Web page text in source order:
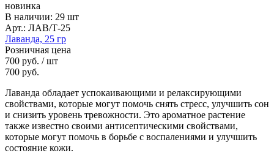
новинка
В наличии: 29 шт
Арт.: ЛАВ/Т-25
Лаванда, 25 гр
Розничная цена
700 руб. / шт
700 руб.
Лаванда обладает успокаивающими и релаксирующими
свойствами, которые могут помочь снять стресс, улучшить сон
и снизить уровень тревожности. Это ароматное растение
также известно своими антисептическими свойствами,
которые могут помочь в борьбе с воспалениями и улучшить
состояние кожи.